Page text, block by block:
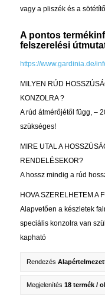
vagy a pliszék és a
A pontos
felszerelési
https://www.gardinia.de/
MILYEN RÚD
KONZOLRA ?
A rúd átmérőjétől függ, –
szükséges!
MIRE UTAL A
RENDELÉSEKOR?
A hossz mindig a rúd
HOVA SZERELHETEM A
Alapvetően a készletek
speciális konzolra van
kapható
Rendezés
Megjelenítés 18 termék /